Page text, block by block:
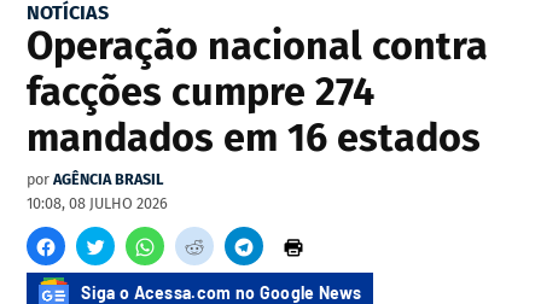
NOTÍCIAS
Operação nacional contra
facções cumpre 274
mandados em 16 estados
por AGÊNCIA BRASIL
10:08, 08 JULHO 2026
Siga o Acessa.com no Google News